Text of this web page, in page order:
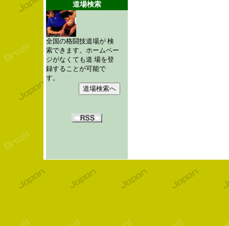
道場検索
全国の格闘技道場が 検
索できます。ホームペー
ジがなくても道 場を登
録することが可能で
す。